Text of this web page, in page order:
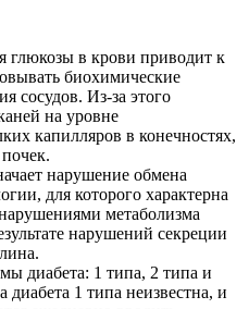
глюкозы в крови приводит к
биохимические
сосудов. Из-за этого
на уровне
капилляров в конечностях,
нарушение обмена
для которого характерна
метаболизма
нарушений секреции
диабета: 1 типа, 2 типа и
1 типа неизвестна, и